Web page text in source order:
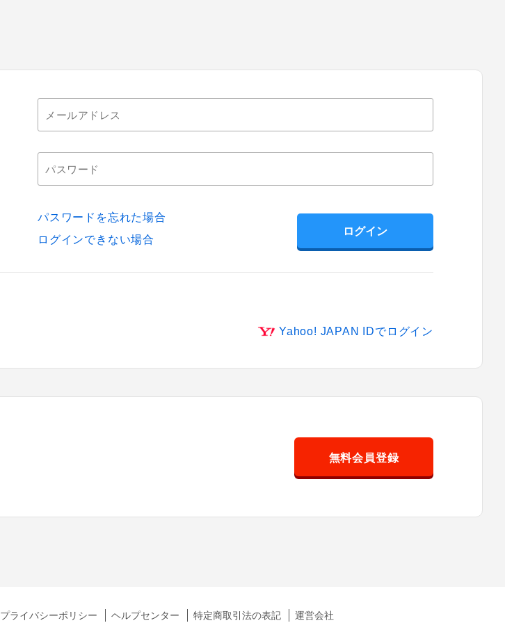
パスワードを忘れた場合
ログインできない場合
Yahoo! JAPAN IDでログイン
無料会員登録
プライバシーポリシー ヘルプセンター 特定商取引法の表記 運営会社